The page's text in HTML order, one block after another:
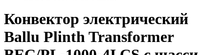
Конвектор электрический
Ballu Plinth Transformer